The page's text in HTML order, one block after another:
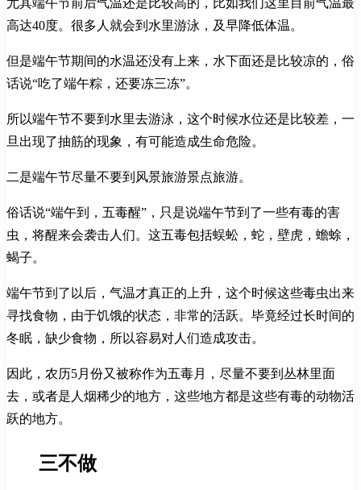
尤其端午节前后气温还是比较高的，比如我们这里目前气温最
高达40度。很多人就会到水里游泳，及早降低体温。
但是端午节期间的水温还没有上来，水下面还是比较凉的，俗
话说“吃了端午粽，还要冻三冻”。
所以端午节不要到水里去游泳，这个时候水位还是比较差，一
旦出现了抽筋的现象，有可能造成生命危险。
二是端午节尽量不要到风景旅游景点旅游。
俗话说“端午到，五毒醒”，只是说端午节到了一些有毒的害
虫，将醒来会袭击人们。这五毒包括蜈蚣，蛇，壁虎，蟾蜍，
蝎子。
端午节到了以后，气温才真正的上升，这个时候这些毒虫出来
寻找食物，由于饥饿的状态，非常的活跃。毕竟经过长时间的
冬眠，缺少食物，所以容易对人们造成攻击。
因此，农历5月份又被称作为五毒月，尽量不要到丛林里面
去，或者是人烟稀少的地方，这些地方都是这些有毒的动物活
跃的地方。
三不做